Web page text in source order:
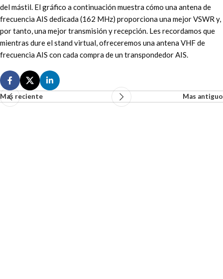
del mástil. El gráfico a continuación muestra cómo una antena de
frecuencia AIS dedicada (162 MHz) proporciona una mejor VSWR y,
por tanto, una mejor transmisión y recepción. Les recordamos que
mientras dure el stand virtual, ofreceremos una antena VHF de
frecuencia AIS con cada compra de un transpondedor AIS.
Mas reciente Mas antiguo